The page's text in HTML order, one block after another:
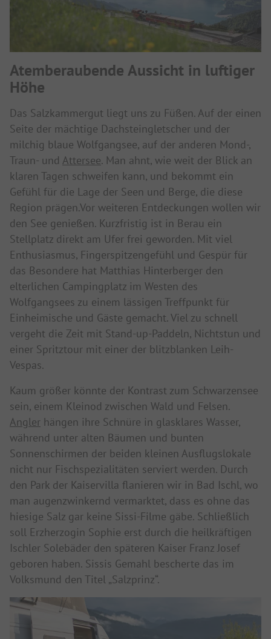
Atemberaubende Aussicht in luftiger
Höhe
Das Salzkammergut liegt uns zu Füßen. Auf der einen
Seite der mächtige Dachsteingletscher und der
milchig blaue Wolfgangsee, auf der anderen Mond-,
Traun- und Attersee. Man ahnt, wie weit der Blick an
klaren Tagen schweifen kann, und bekommt ein
Gefühl für die Lage der Seen und Berge, die diese
Region prägen.Vor weiteren Entdeckungen wollen wir
den See genießen. Kurzfristig ist in Berau ein
Stellplatz direkt am Ufer frei geworden. Mit viel
Enthusiasmus, Fingerspitzengefühl und Gespür für
das Besondere hat Matthias Hinterberger den
elterlichen Campingplatz im Westen des
Wolfgangsees zu einem lässigen Treffpunkt für
Einheimische und Gäste gemacht. Viel zu schnell
vergeht die Zeit mit Stand-up-Paddeln, Nichtstun und
einer Spritztour mit einer der blitzblanken Leih-
Vespas.
Kaum größer könnte der Kontrast zum Schwarzensee
sein, einem Kleinod zwischen Wald und Felsen.
Angler hängen ihre Schnüre in glasklares Wasser,
während unter alten Bäumen und bunten
Sonnenschirmen der beiden kleinen Ausflugslokale
nicht nur Fischspezialitäten serviert werden. Durch
den Park der Kaiservilla flanieren wir in Bad Ischl, wo
man augenzwinkernd vermarktet, dass es ohne das
hiesige Salz gar keine Sissi-Filme gäbe. Schließlich
soll Erzherzogin Sophie erst durch die heilkräftigen
Ischler Solebäder den späteren Kaiser Franz Josef
geboren haben. Sissis Gemahl bescherte das im
Volksmund den Titel „Salzprinz“.